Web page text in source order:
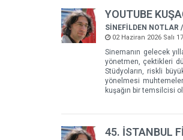
YOUTUBE
SİNEFİLDEN NOTLAR
02 Haziran 2026 Salı
Sinemanın gelecek
yönetmen, çektikleri
Stüdyoların, riskli
yönelmesi
kuşağın bir temsilcisi
45. İSTANBUL